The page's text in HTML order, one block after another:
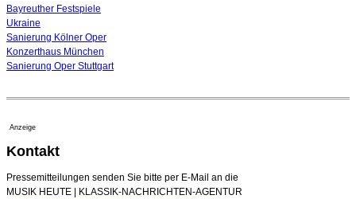
04. August 2026 - 13:30 Uhr
Bayreuther Festspiele
Ukraine
Sanierung Kölner Oper
Konzerthaus München
Sanierung Oper Stuttgart
Anzeige
Kontakt
Pressemitteilungen senden Sie bitte per E-Mail an die
MUSIK HEUTE | KLASSIK-NACHRICHTEN-AGENTUR